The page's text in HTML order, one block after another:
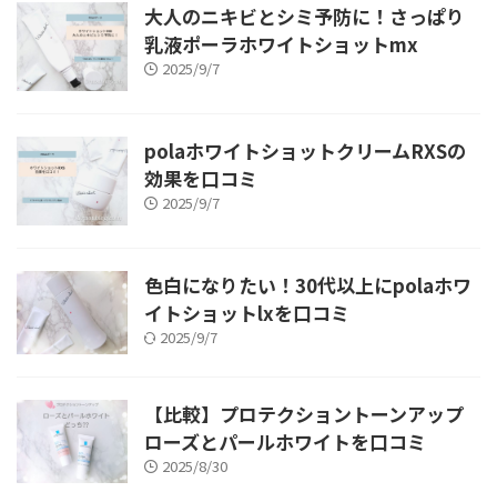
大人のニキビとシミ予防に！さっぱり
乳液ポーラホワイトショットmx
2025/9/7
polaホワイトショットクリームRXSの
効果を口コミ
2025/9/7
色白になりたい！30代以上にpolaホワ
イトショットlxを口コミ
2025/9/7
【比較】プロテクショントーンアップ
ローズとパールホワイトを口コミ
2025/8/30